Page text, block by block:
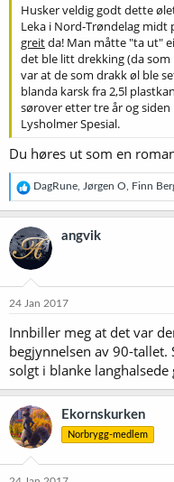
Husker veldig godt dette
Leka i Nord-Trøndelag midt
greitda! Man måtte "ta ut"
det ble litt drekking (da
var at de som drakk øl ble
blanda karsk fra 2,5l
sørover etter tre år og siden
Lysholmer Spesial.
Du høres ut som en
R
e
a
k
s
j
o
e
:
DagRune Jørgen O Finn
angvik
24 Jan 2017
Innbiller meg at det var
begjynnelsen av 90-
solgt i blanke
Ekornskurken
Norbrygg-medlem